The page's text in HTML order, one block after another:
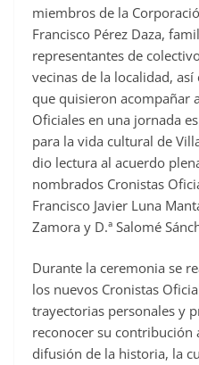
miembros de la
Francisco Pérez Daza,
representantes de
vecinas de la localidad,
que quisieron acompañar
Oficiales en una jornada
para la vida cultural de
dio lectura al acuerdo
nombrados Cronistas
Francisco Javier Luna
Zamora y D.ª Salomé
Durante la ceremonia se
los nuevos Cronistas
trayectorias personales y
reconocer su contribución
difusión de la historia, la